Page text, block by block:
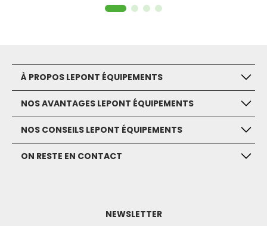
À PROPOS LEPONT ÉQUIPEMENTS
NOS AVANTAGES LEPONT ÉQUIPEMENTS
NOS CONSEILS LEPONT ÉQUIPEMENTS
ON RESTE EN CONTACT
NEWSLETTER